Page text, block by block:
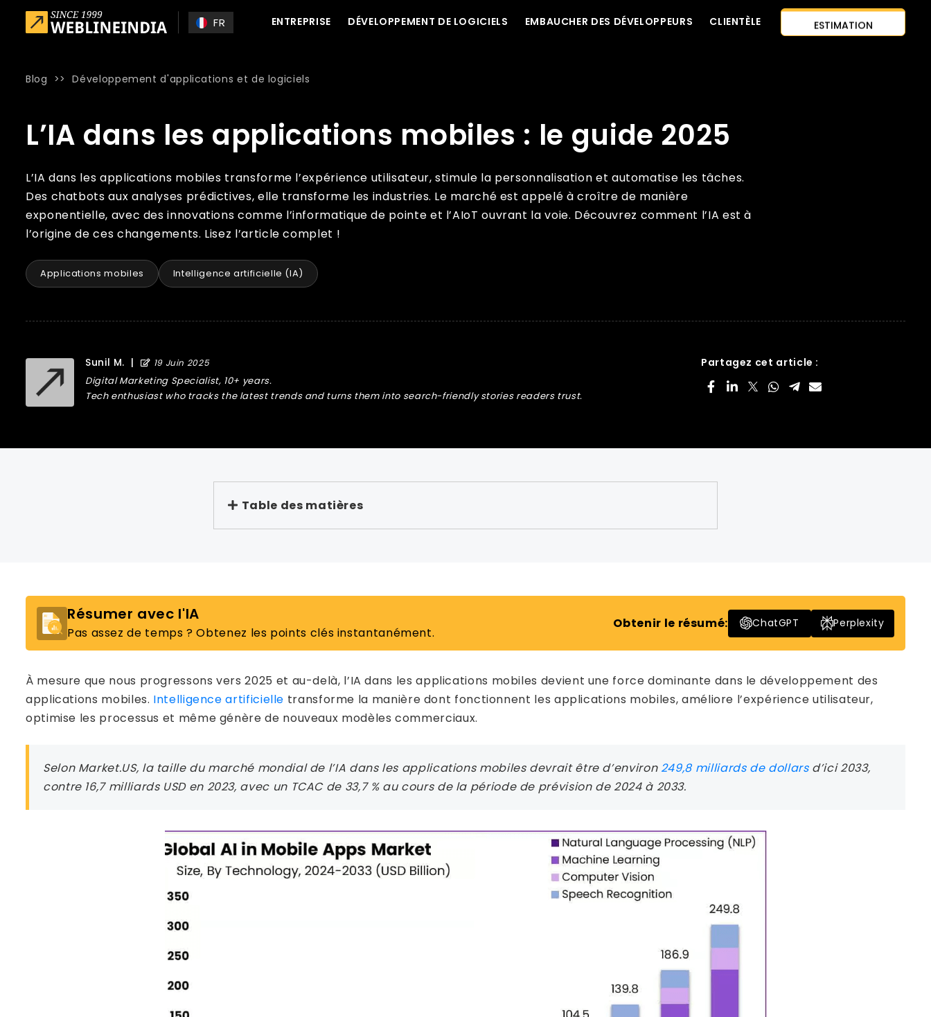
Skip to main content
FR ENTREPRISE DÉVELOPPEMENT DE LOGICIELS EMBAUCHER DES DÉVELOPPEURS CLIENTÈLE
ESTIMATION
Blog >>Développement d'applications et de logiciels
L’IA dans les applications mobiles : le guide 2025
L’IA dans les applications mobiles transforme l’expérience utilisateur, stimule la personnalisation et automatise les tâches.
Des chatbots aux analyses prédictives, elle transforme les industries. Le marché est appelé à croître de manière
exponentielle, avec des innovations comme l’informatique de pointe et l’AIoT ouvrant la voie. Découvrez comment l’IA est à
l’origine de ces changements. Lisez l’article complet !
Applications mobiles Intelligence artificielle (IA)
Sunil M. | 19 Juin 2025
Digital Marketing Specialist, 10+ years.
Tech enthusiast who tracks the latest trends and turns them into search-friendly stories readers trust.
Partagez cet article :
Table des matières
Résumer avec l'IA
Pas assez de temps ? Obtenez les points clés instantanément.
Obtenir le résumé: ChatGPT Perplexity
À mesure que nous progressons vers 2025 et au-delà, l’IA dans les applications mobiles devient une force dominante dans le développement des
applications mobiles. Intelligence artificielle transforme la manière dont fonctionnent les applications mobiles, améliore l’expérience utilisateur,
optimise les processus et même génère de nouveaux modèles commerciaux.
Selon Market.US, la taille du marché mondial de l’IA dans les applications mobiles devrait être d’environ 249,8 milliards de dollarsd’ici 2033,
contre 16,7 milliards USD en 2023, avec un TCAC de 33,7 % au cours de la période de prévision de 2024 à 2033.